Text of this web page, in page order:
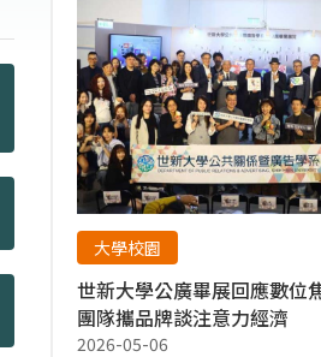
大學校園
世新大學公廣畢展回應數位
團隊攜品牌談注意力經濟
2026-05-06